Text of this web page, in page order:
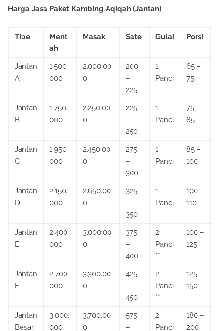
Harga Jasa Paket Kambing Aqiqah (Jantan)
Tipe
Ment
ah
Masak Sate Gulai Porsi
Jantan
A
1.500.
000
2.000.00
0
200
–
225
1
Panci
65 –
75
Jantan
B
1.750.
000
2.250.00
0
225
–
250
1
Panci
75 –
85
Jantan
C
1.950.
000
2.450.00
0
275
–
300
1
Panci
85 –
100
Jantan
D
2.150.
000
2.650.00
0
325
–
350
1
Panci
100 –
110
Jantan
E
2.400.
000
3.000.00
0
375
–
400
2
Panci
**
100 –
125
Jantan
F
2.700.
000
3.300.00
0
425
–
450
2
Panci
**
125 –
150
Jantan
Besar
3.000.
000
3.700.00
0
575
–
2
Panci
180 –
200